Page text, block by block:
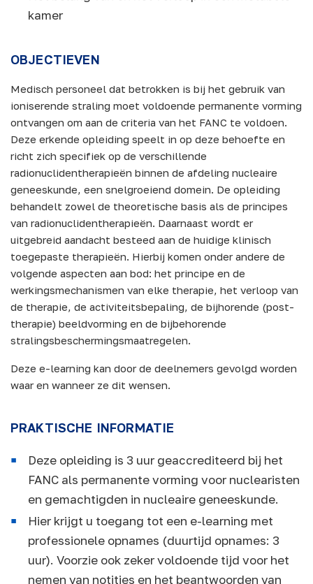
kamer
OBJECTIEVEN
Medisch personeel dat betrokken is bij het gebruik van
ioniserende straling moet voldoende permanente vorming
ontvangen om aan de criteria van het FANC te voldoen.
Deze erkende opleiding speelt in op deze behoefte en
richt zich specifiek op de verschillende
radionuclidentherapieën binnen de afdeling nucleaire
geneeskunde, een snelgroeiend domein. De opleiding
behandelt zowel de theoretische basis als de principes
van radionuclidentherapieën. Daarnaast wordt er
uitgebreid aandacht besteed aan de huidige klinisch
toegepaste therapieën. Hierbij komen onder andere de
volgende aspecten aan bod: het principe en de
werkingsmechanismen van elke therapie, het verloop van
de therapie, de activiteitsbepaling, de bijhorende (post-
therapie) beeldvorming en de bijbehorende
stralingsbeschermingsmaatregelen.
Deze e-learning kan door de deelnemers gevolgd worden
waar en wanneer ze dit wensen.
PRAKTISCHE INFORMATIE
Deze opleiding is 3 uur geaccrediteerd bij het
FANC als permanente vorming voor nuclearisten
en gemachtigden in nucleaire geneeskunde.
Hier krijgt u toegang tot een e-learning met
professionele opnames (duurtijd opnames: 3
uur). Voorzie ook zeker voldoende tijd voor het
nemen van notities en het beantwoorden van